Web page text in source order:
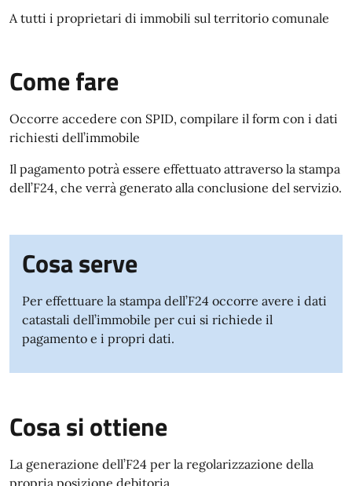
A tutti i proprietari di immobili sul territorio comunale
Come fare
Occorre accedere con SPID, compilare il form con i dati
richiesti dell’immobile
Il pagamento potrà essere effettuato attraverso la stampa
dell’F24, che verrà generato alla conclusione del servizio.
Cosa serve
Per effettuare la stampa dell’F24 occorre avere i dati
catastali dell’immobile per cui si richiede il
pagamento e i propri dati.
Cosa si ottiene
La generazione dell’F24 per la regolarizzazione della
propria posizione debitoria